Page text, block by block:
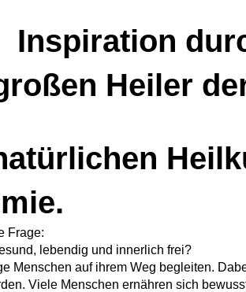
Frage:
lebendig und innerlich frei?
Menschen auf ihrem Weg begleiten.
Viele Menschen ernähren sich
Inspiration
Heiler